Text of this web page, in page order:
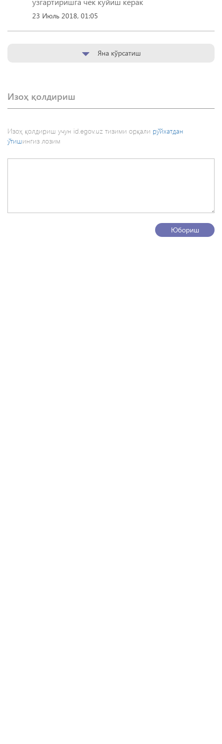
23 Июль 2018, 01:05
Яна кўрсатиш
Изоҳ қолдириш
Изоҳ қолдириш учун id.egov.uz тизими орқали рўйхатдан
ўтишингиз лозим
Юбориш